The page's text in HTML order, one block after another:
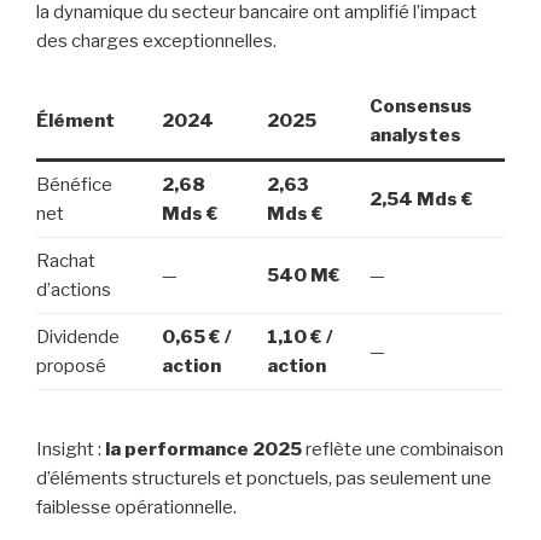
la dynamique du secteur bancaire ont amplifié l’impact
des charges exceptionnelles.
Élément 2024 2025
Consensus
analystes
Bénéfice
net
2,68
Mds €
2,63
Mds €
2,54 Mds €
Rachat
d’actions
— 540 M€ —
Dividende
proposé
0,65 € /
action
1,10 € /
action
—
Insight : la performance 2025reflète une combinaison
d’éléments structurels et ponctuels, pas seulement une
faiblesse opérationnelle.